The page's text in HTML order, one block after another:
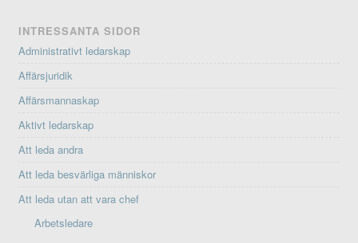
INTRESSANTA SIDOR
Administrativt ledarskap
Affärsjuridik
Affärsmannaskap
Aktivt ledarskap
Att leda andra
Att leda besvärliga människor
Att leda utan att vara chef
Arbetsledare